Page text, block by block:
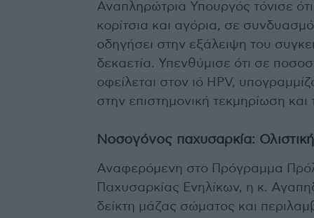
Αναπληρώτρια Υπουργός τόνισε
κορίτσια και αγόρια, σε
οδηγήσει στην εξάλειψη του
δεκαετία. Υπενθύμισε ότι σε
οφείλεται στον ιό HPV,
στην επιστημονική τεκμηρίωση
Νοσογόνος παχυσαρκία:
Αναφερόμενη στο Πρόγραμμα
Παχυσαρκίας Ενηλίκων, η κ.
δείκτη μάζας σώματος και